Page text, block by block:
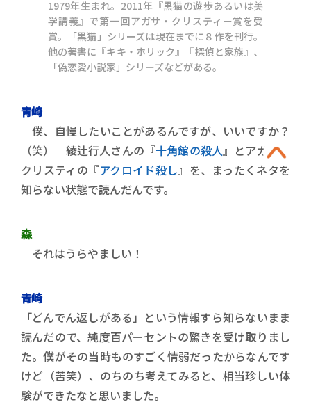
1979年生まれ。2011年『黒猫の遊歩あるいは美
学講義』で第一回アガサ・クリスティー賞を受
賞。「黒猫」シリーズは現在までに８作を刊行。
他の著書に『キキ・ホリック』『探偵と家族』、
「偽恋愛小説家」シリーズなどがある。
青崎
僕、自慢したいことがあるんですが、いいですか？
（笑） 綾辻行人さんの『十角館の殺人 』とアガサ・
クリスティの『アクロイド殺し』を、まったくネタを
知らない状態で読んだんです。
森
それはうらやましい！
青崎
「どんでん返しがある」という情報すら知らないまま
読んだので、純度百パーセントの驚きを受け取りまし
た。僕がその当時ものすごく情弱だったからなんです
けど（苦笑）、のちのち考えてみると、相当珍しい体
験ができたなと思いました。